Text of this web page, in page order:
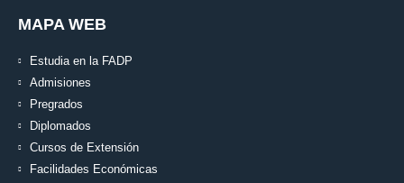
MAPA WEB
Estudia en la FADP
Admisiones
Pregrados
Diplomados
Cursos de Extensión
Facilidades Económicas